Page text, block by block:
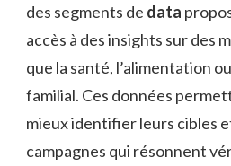
des segments de data
accès à des insights sur des
que la santé, l’alimentation
familial. Ces données
mieux identifier leurs cibles
campagnes qui résonnent